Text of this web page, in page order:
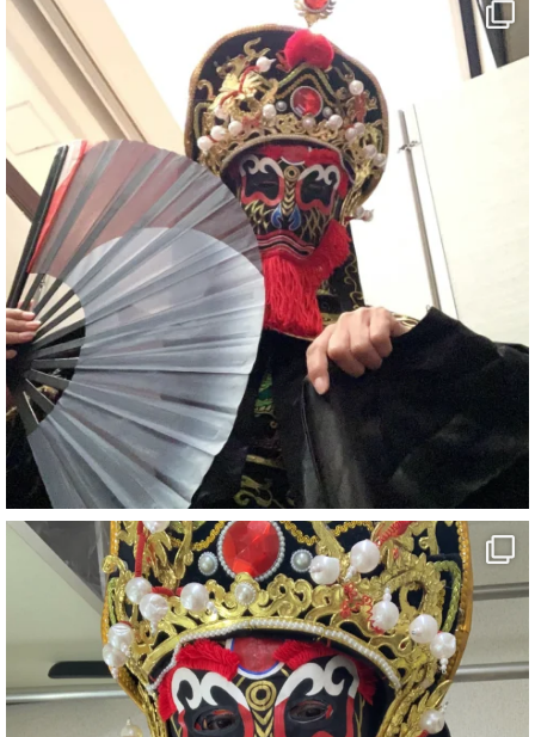
#マジシャン派遣
#イリュージョン
#和歌山県
#白浜町
#変面ショー
#イベント
#宴会
#余興
1 5 X
さらに読み込む